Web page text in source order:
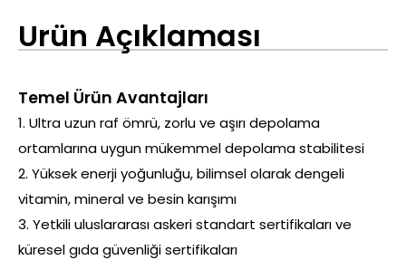
Ürün Açıklaması
Temel Ürün Avantajları
1. Ultra uzun raf ömrü, zorlu ve aşırı depolama
ortamlarına uygun mükemmel depolama stabilitesi
2. Yüksek enerji yoğunluğu, bilimsel olarak dengeli
vitamin, mineral ve besin karışımı
3. Yetkili uluslararası askeri standart sertifikaları ve
küresel gıda güvenliği sertifikaları